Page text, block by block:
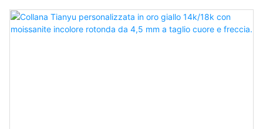
comprende il potenziale della domanda di mercato, nonché il
perfetto controllo della ricerca e sviluppo tecnologico, del volume
di produzione, dei materiali, ecc., per garantire che possa essere